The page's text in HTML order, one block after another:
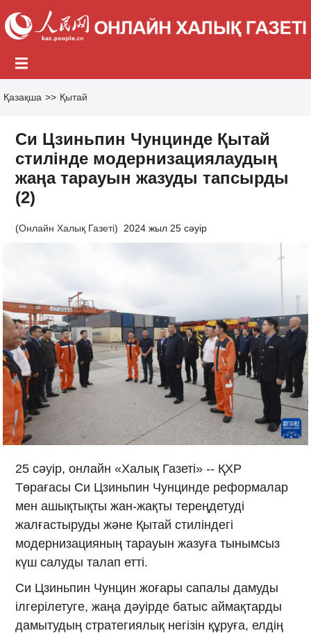
Қазақша >> Қытай
Си Цзиньпин Чунцинде Қытай
стилінде модернизациялаудың
жаңа тарауын жазуды тапсырды
(2)
(Онлайн Халық Газеті) 2024 жыл 25 сәуір
25 сәуір, онлайн «Халық Газеті» -- ҚХР
Төрағасы Си Цзиньпин Чунцинде реформалар
мен ашықтықты жан-жақты тереңдетуді
жалғастыруды және Қытай стиліндегі
модернизацияның тарауын жазуға тынымсыз
күш салуды талап етті.
Си Цзиньпин Чунцин жоғары сапалы дамуды
ілгерілетуге, жаңа дәуірде батыс аймақтарды
дамытудың стратегиялық негізін құруға, елдің